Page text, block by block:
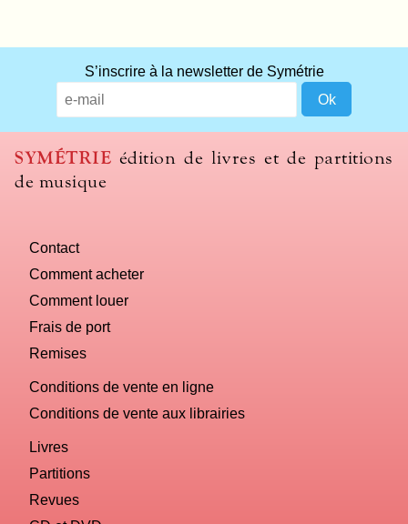
S’inscrire à la newsletter de Symétrie
SYMÉTRIE édition de livres et de partitions
de musique
Contact
Comment acheter
Comment louer
Frais de port
Remises
Conditions de vente en ligne
Conditions de vente aux librairies
Livres
Partitions
Revues